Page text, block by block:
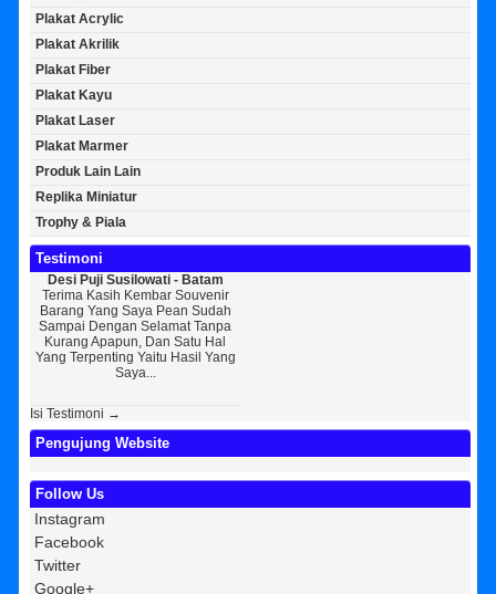
Plakat Acrylic
Plakat Akrilik
Plakat Fiber
Plakat Kayu
Plakat Laser
Plakat Marmer
Produk Lain Lain
Replika Miniatur
Trophy & Piala
Testimoni
Desi Puji Susilowati - Batam
Terima Kasih Kembar Souvenir
Barang Yang Saya Pean Sudah
Sampai Dengan Selamat Tanpa
Kurang Apapun, Dan Satu Hal
Yang Terpenting Yaitu Hasil Yang
Saya...
Bayu Kurniawan - Jakarta Pusat
Sedikit Membagikan Kisah Sukses
Saya, Perkenalkan Pak Saya Bayu
Wisuda Dan Souvenir Wisuda Di
Kembar Souvenir, Sebetulnya S...
Isi Testimoni →
Pengujung Website
Follow Us
Instagram
Facebook
Twitter
Google+